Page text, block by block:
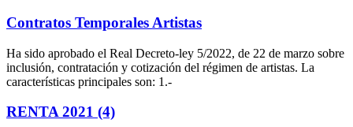
Contratos Temporales Artistas
Ha sido aprobado el Real Decreto-ley 5/2022, de 22 de marzo sobre
inclusión, contratación y cotización del régimen de artistas. La
características principales son: 1.-
RENTA 2021 (4)